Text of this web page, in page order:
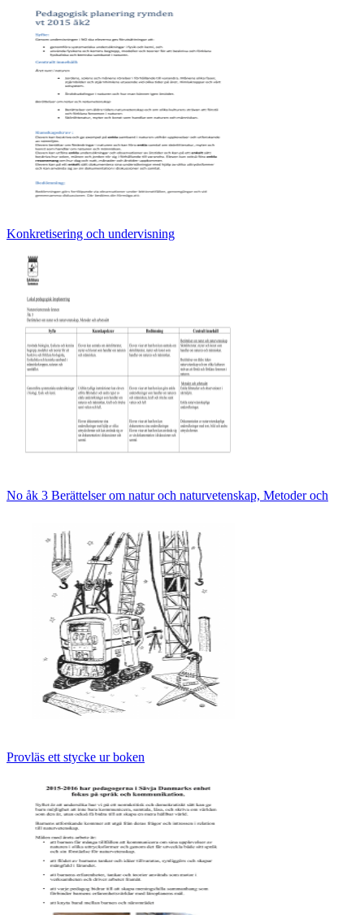
Konkretisering och undervisning
No åk 3 Berättelser om natur och naturvetenskap, Metoder och
Provläs ett stycke ur boken